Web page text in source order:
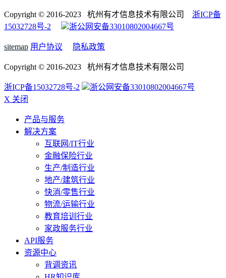
Copyright © 2016-2023 杭州有才信息技术有限公司 浙ICP备
15032728号-2
浙公网安备33010802004667号
sitemap 用户协议 隐私政策
Copyright © 2016-2023 杭州有才信息技术有限公司
浙ICP备15032728号-2
浙公网安备33010802004667号
X 关闭
产品与服务
解决方案
互联网/IT行业
金融保险行业
生产/制造行业
地产/建筑行业
快消/零售行业
物流/运输行业
教育培训行业
家政服务行业
API服务
资源中心
背调资讯